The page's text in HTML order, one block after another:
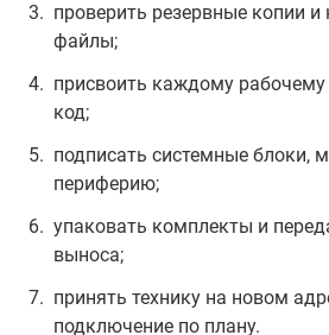
проверить резервные копии
файлы;
присвоить каждому
код;
подписать системные блоки,
периферию;
упаковать комплекты и
выноса;
принять технику на новом
подключение по плану.